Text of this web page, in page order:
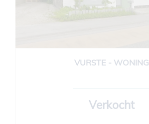
288 m² 4 1
VURSTE - WONING
Verkocht